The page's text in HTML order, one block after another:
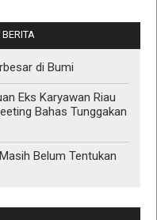
di Bumi
Eks Karyawan Riau
Bahas Tunggakan
Belum Tentukan